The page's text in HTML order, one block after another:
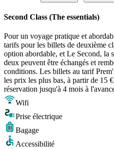
Second Class (The essentials)
Pour un voyage pratique et
tarifs pour les billets de deuxième
option abordable, et Le Second, la
deux peuvent être échangés et
conditions. Les billets au tarif
les prix les plus bas, à partir de 15
réservation jusqu'à 4 mois à
Wifi
Prise électrique
Bagage
Accessibilité